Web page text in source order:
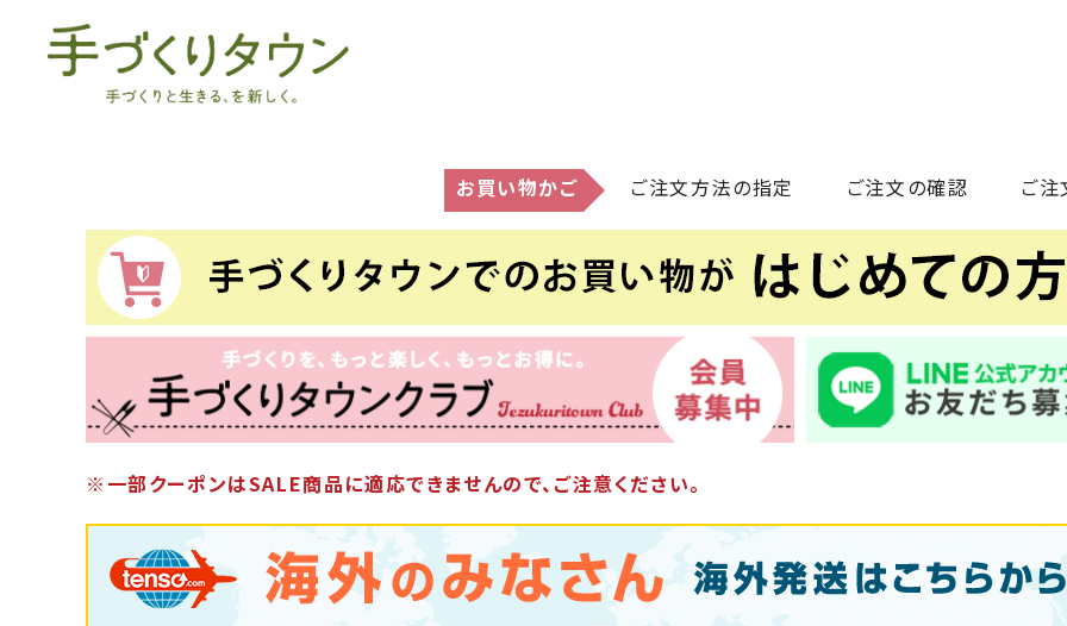
お買い物かご ご注文方法の指定 ご注文の確認 ご
※一部クーポンはSALE商品に適応できませんので、ご注意ください。